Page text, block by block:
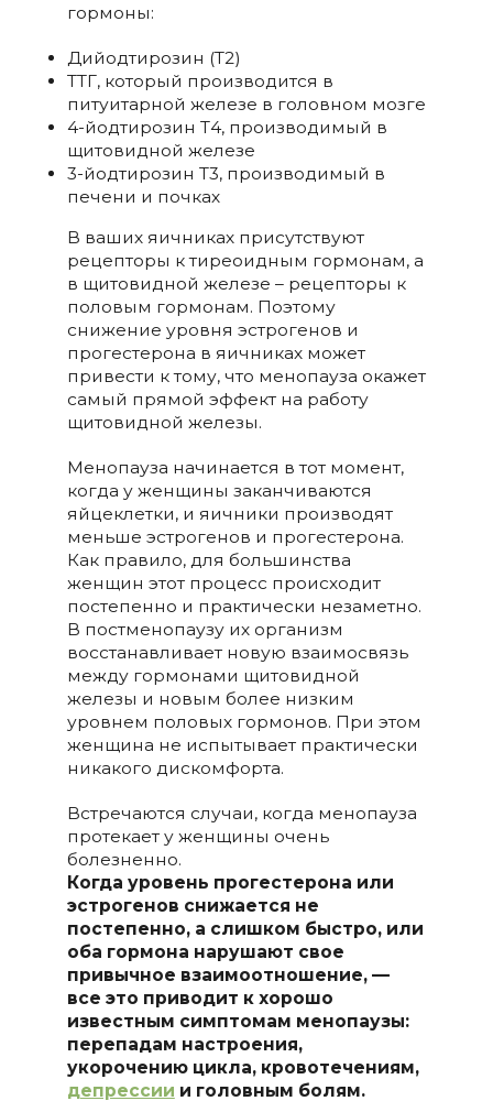
гормоны:
Дийодтирозин (Т2)
ТТГ, который производится в
питуитарной железе в головном мозге
4-йодтирозин Т4, производимый в
щитовидной железе
3-йодтирозин Т3, производимый в
печени и почках
В ваших яичниках присутствуют
рецепторы к тиреоидным гормонам, а
в щитовидной железе – рецепторы к
половым гормонам. Поэтому
снижение уровня эстрогенов и
прогестерона в яичниках может
привести к тому, что менопауза окажет
самый прямой эффект на работу
щитовидной железы.
Менопауза начинается в тот момент,
когда у женщины заканчиваются
яйцеклетки, и яичники производят
меньше эстрогенов и прогестерона.
Как правило, для большинства
женщин этот процесс происходит
постепенно и практически незаметно.
В постменопаузу их организм
восстанавливает новую взаимосвязь
между гормонами щитовидной
железы и новым более низким
уровнем половых гормонов. При этом
женщина не испытывает практически
никакого дискомфорта.
Встречаются случаи, когда менопауза
протекает у женщины очень
болезненно.
Когда уровень прогестерона или
эстрогенов снижается не
постепенно, а слишком быстро, или
оба гормона нарушают свое
привычное взаимоотношение, —
все это приводит к хорошо
известным симптомам менопаузы:
перепадам настроения,
укорочению цикла, кровотечениям,
депрессии и головным болям.